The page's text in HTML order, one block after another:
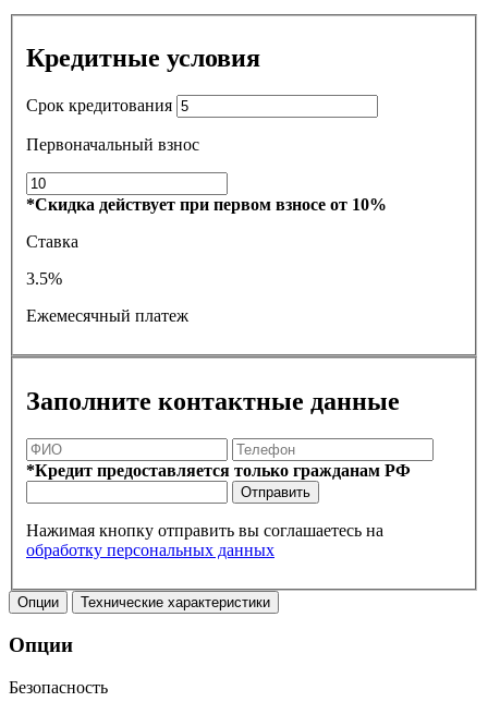
Кредитные условия
Срок кредитования
Первоначальный взнос
*Скидка действует при первом взносе от 10%
Ставка
3.5%
Ежемесячный платеж
Заполните контактные данные
*Кредит предоставляется только гражданам РФ
Отправить
Нажимая кнопку отправить вы соглашаетесь на
обработку персональных данных
Опции Технические характеристики
Опции
Безопасность